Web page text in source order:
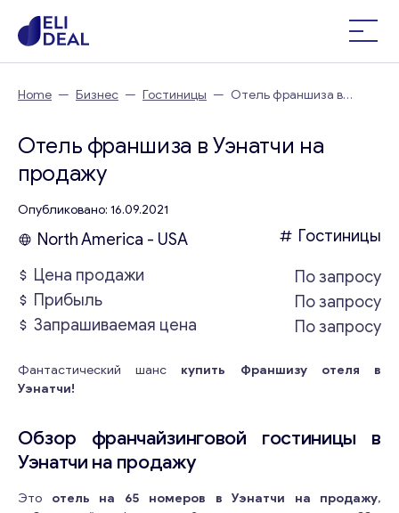
Home — Бизнес — Гостиницы — Отель франшиза в
Отель франшиза в Уэнатчи на
продажу
Опубликовано: 16.09.2021
North America - USA
Гостиницы
Цена продажи
По запросу
Прибыль
По запросу
Запрашиваемая цена
По запросу
Фантастический шанс купить Франшизу отеля в
Уэнатчи!
Обзор франчайзинговой гостиницы в
Уэнатчи на продажу
Это отель на 65 номеров в Уэнатчи на продажу,